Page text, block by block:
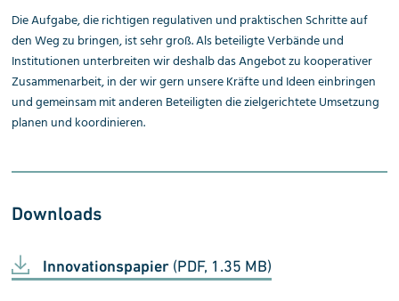
Die Aufgabe, die richtigen regulativen und praktischen Schritte auf
den Weg zu bringen, ist sehr groß. Als beteiligte Verbände und
Institutionen unterbreiten wir deshalb das Angebot zu kooperativer
Zusammenarbeit, in der wir gern unsere Kräfte und Ideen einbringen
und gemeinsam mit anderen Beteiligten die zielgerichtete Umsetzung
planen und koordinieren.
Downloads
Innovationspapier (PDF, 1.35 MB)